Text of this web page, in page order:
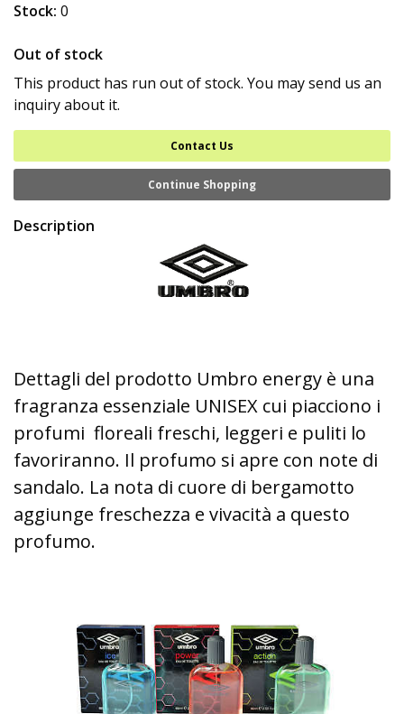
Stock: 0
Out of stock
This product has run out of stock. You may send us an
inquiry about it.
Contact Us
Continue Shopping
Description
Dettagli del prodotto Umbro energy è una
fragranza essenziale UNISEX cui piacciono i
profumi floreali freschi, leggeri e puliti lo
favoriranno. Il profumo si apre con note di
sandalo. La nota di cuore di bergamotto
aggiunge freschezza e vivacità a questo
profumo.